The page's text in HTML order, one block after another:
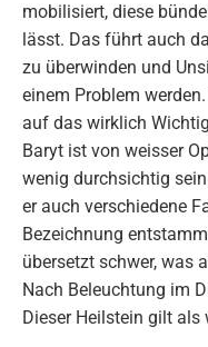
mobilisiert, diese
lässt. Das führt auch
zu überwinden und
einem Problem
auf das wirklich
Baryt ist von weisser
wenig durchsichtig
er auch verschiedene
Bezeichnung
übersetzt schwer, was
Nach Beleuchtung im
Dieser Heilstein gilt